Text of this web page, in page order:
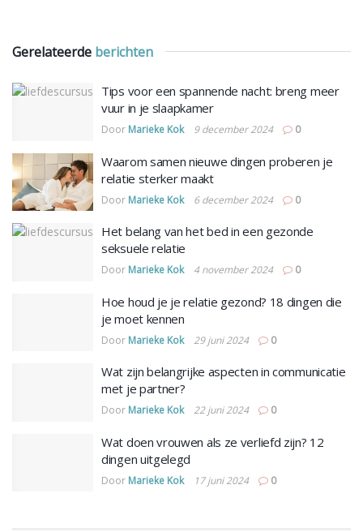
Gerelateerde berichten
Tips voor een spannende nacht: breng meer
vuur in je slaapkamer
Door Marieke Kok 9 december 2024 0
Waarom samen nieuwe dingen proberen je
relatie sterker maakt
Door Marieke Kok 6 december 2024 0
Het belang van het bed in een gezonde
seksuele relatie
Door Marieke Kok 4 november 2024 0
Hoe houd je je relatie gezond? 18 dingen die
je moet kennen
Door Marieke Kok 29 juni 2024 0
Wat zijn belangrijke aspecten in communicatie
met je partner?
Door Marieke Kok 22 juni 2024 0
Wat doen vrouwen als ze verliefd zijn? 12
dingen uitgelegd
Door Marieke Kok 17 juni 2024 0